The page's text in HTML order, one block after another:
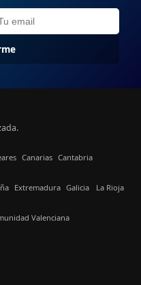
Canarias Cantabria
Extremadura Galicia La Rioja
Valenciana